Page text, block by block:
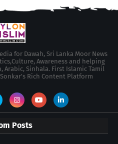
for Dawah, Sri Lanka Moor News
Awareness and helping
Arabic, Sinhala. First Islamic Tamil
Rich Content Platform
Posts